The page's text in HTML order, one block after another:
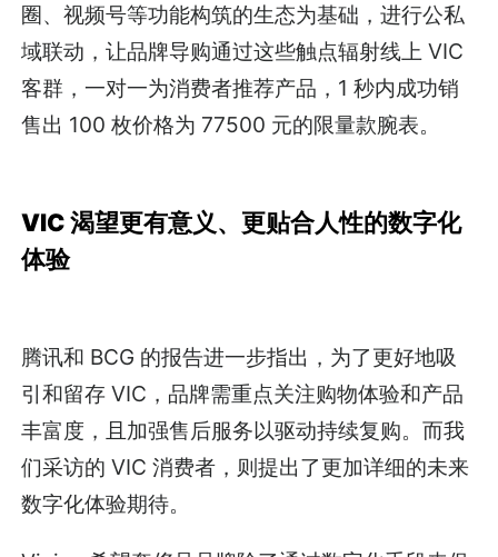
圈、视频号等功能构筑的生态为基础，进行公私
域联动，让品牌导购通过这些触点辐射线上 VIC
客群，一对一为消费者推荐产品，1 秒内成功销
售出 100 枚价格为 77500 元的限量款腕表。
VIC 渴望更有意义、更贴合人性的数字化
体验
腾讯和 BCG 的报告进一步指出，为了更好地吸
引和留存 VIC，品牌需重点关注购物体验和产品
丰富度，且加强售后服务以驱动持续复购。而我
们采访的 VIC 消费者，则提出了更加详细的未来
数字化体验期待。